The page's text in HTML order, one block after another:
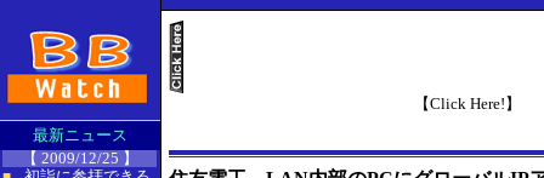
最新ニュース
【 2009/12/25 】
【Click Here!】